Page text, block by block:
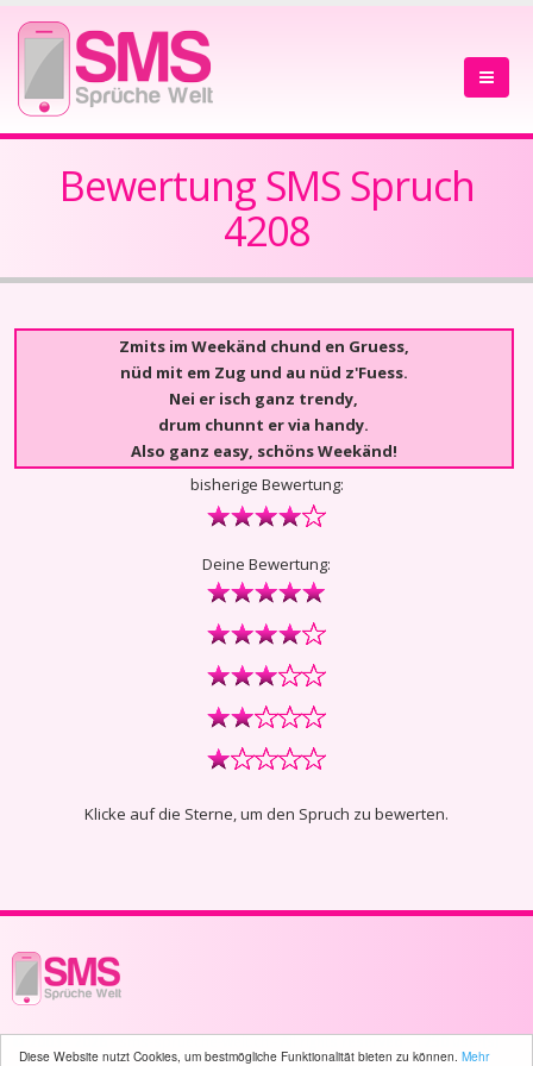
Diese Website nutzt Cookies, um bestmögliche Funktionalität bieten zu können. Mehr
Bewertung SMS Spruch
4208
Zmits im Weekänd chund en Gruess,
nüd mit em Zug und au nüd z'Fuess.
Nei er isch ganz trendy,
drum chunnt er via handy.
Also ganz easy, schöns Weekänd!
bisherige Bewertung:
Deine Bewertung:
Klicke auf die Sterne, um den Spruch zu bewerten.
© 2003 - 2026 -sms-sprueche-welt.ch- All rights reserved -1250 user(s)